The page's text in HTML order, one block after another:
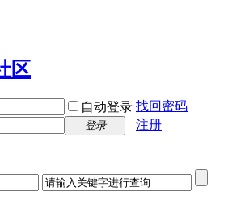
自动登录 找回密码
登录
注册